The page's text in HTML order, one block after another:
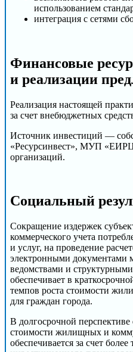
использованием
интеграция с сетями
Финансовые
и реализации
Реализация настоящей
за счет внебюджетных
Источник инвестиций —
«Ресурсинвест», МУП
организаций.
Социальный
Сокращение издержек
коммерческого учета
и услуг, на проведение
электронными документами
ведомствами и
обеспечивает в
темпов роста стоимости
для граждан города.
В долгосрочной
стоимости жилищных и
обеспечивается за счет